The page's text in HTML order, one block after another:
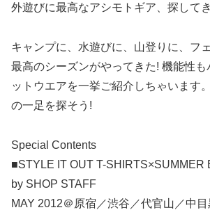
外遊びに最高なアシモトギア、探して
キャンプに、水遊びに、山登りに、フ
最高のシーズンがやってきた! 機能性も
ットウエアを一挙ご紹介しちゃいます
の一足を探そう!
Special Contents
■STYLE IT OUT T-SHIRTS×SUMMER
by SHOP STAFF
MAY 2012＠原宿／渋谷／代官山／中